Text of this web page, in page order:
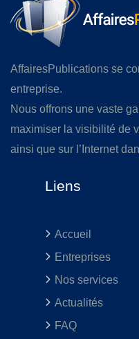
AffairesPublications se
entreprise.
Nous offrons une vaste
maximiser la visibilité de
ainsi que sur l’Internet
Liens
Accueil
Entreprises
Nos services
Actualités
FAQ